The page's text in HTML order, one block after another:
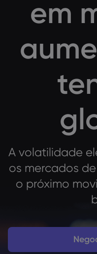
em
A volatilidade
os mercados
o próximo